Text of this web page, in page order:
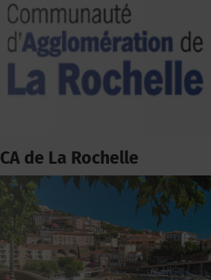
CA de La Rochelle